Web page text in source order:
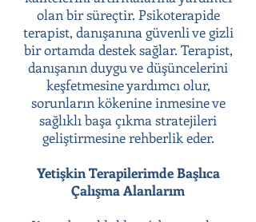
olan bir süreçtir. Psikoterapide
terapist, danışanına güvenli ve gizli
bir ortamda destek sağlar. Terapist,
danışanın duygu ve düşüncelerini
keşfetmesine yardımcı olur,
sorunların kökenine inmesine ve
sağlıklı başa çıkma stratejileri
geliştirmesine rehberlik eder.
Yetişkin Terapilerimde Başlıca
Çalışma Alanlarım